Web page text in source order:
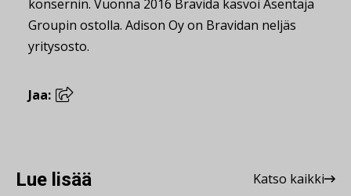
konsernin. Vuonna 2016 Bravida kasvoi Asentaja
Groupin ostolla. Adison Oy on Bravidan neljäs
yritysosto.
Jaa:
Lue lisää Katso kaikki